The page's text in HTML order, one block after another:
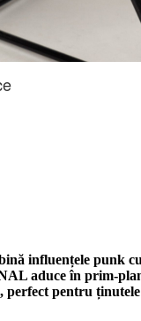
influențele punk
aduce în prim-
perfect pentru ținutele